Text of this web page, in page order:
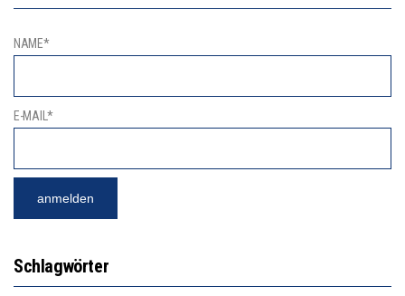
NAME*
E-MAIL*
Schlagwörter